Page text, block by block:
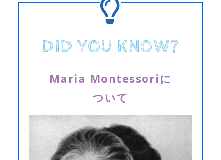
DID YOU KNOW?
Maria Montessoriに
ついて